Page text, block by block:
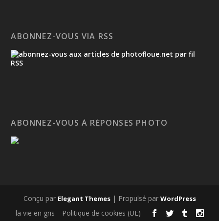
ABONNEZ-VOUS VIA RSS
ABONNEZ-VOUS À RÉPONSES PHOTO
Conçu par Elegant Themes| Propulsé par WordPress
la vie en gris Politique de cookies (UE)